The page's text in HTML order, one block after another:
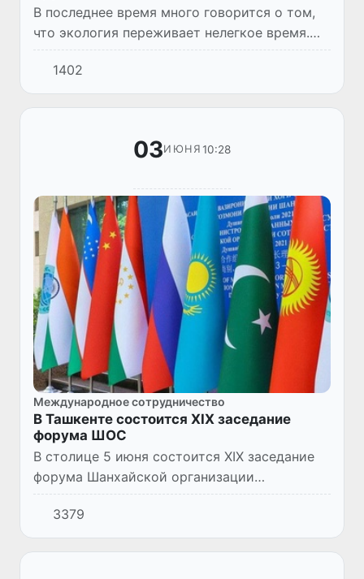
В последнее время много говорится о том,
что экология переживает нелегкое время.
Все больше и больше загрязняется природа
из-за нерациональной деятельности людей.
Например, сокраще...
1402
03ИЮНЯ 10:28
Международное сотрудничество
В Ташкенте состоится XIX заседание
форума ШОС
В столице 5 июня состоится XIX заседание
форума Шанхайской организации
сотрудничества. Мероприятие пройдет под
председательством узбекской стороны и
организовано Институтом стратег...
3379